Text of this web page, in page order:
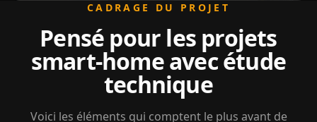
CADRAGE DU PROJET
Pensé pour les projets
smart-home avec étude
technique
Voici les éléments qui comptent le plus avant de